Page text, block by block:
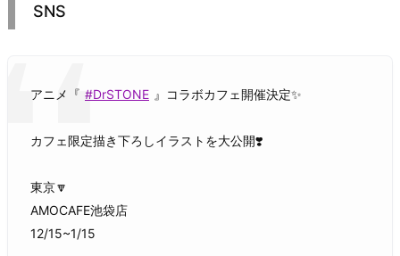
SNS
アニメ『 #DrSTONE 』コラボカフェ開催決定✨
カフェ限定描き下ろしイラストを大公開❣️
東京🔽
AMOCAFE池袋店
12/15~1/15